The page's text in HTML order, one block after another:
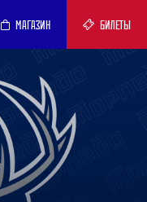
МАГАЗИН БИЛЕТЫ